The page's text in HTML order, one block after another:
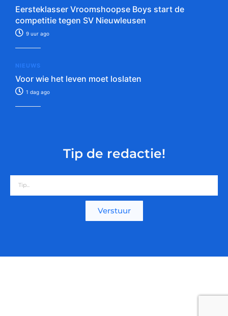
Eersteklasser Vroomshoopse Boys start de
competitie tegen SV Nieuwleusen
9 uur ago
NIEUWS
Voor wie het leven moet loslaten
1 dag ago
Tip de redactie!
Verstuur